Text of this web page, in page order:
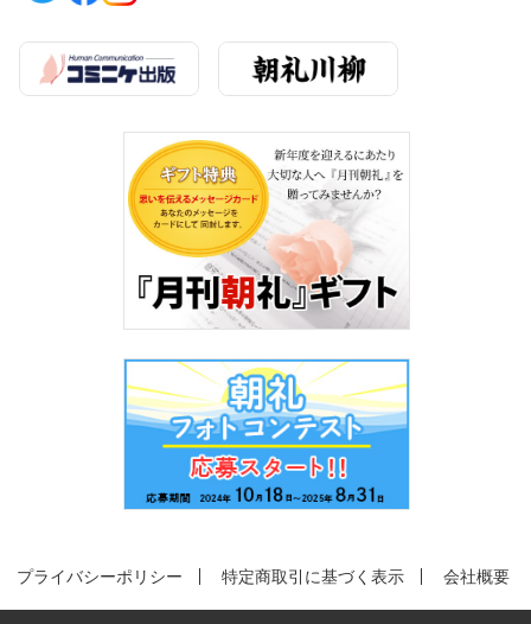
プライバシーポリシー 特定商取引に基づく表示 会社概要